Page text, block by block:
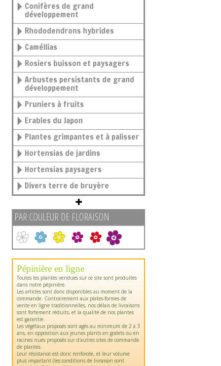
Conifères de grand
développement
Rhododendrons hybrides
Caméllias
Rosiers buisson et paysagers
Arbustes persistants de grand
développement
Pruniers à fruits
Erables du Japon
Plantes grimpantes et à palisser
Hortensias de jardins
Hortensias paysagers
Divers terre de bruyère
PAR COULEUR DE FLORAISON
Pépinière en ligne
Toutes les plantes vendues sur ce site sont produites
dans notre pépinière.
Les articles sont donc disponibles au moment de la
commande. Contrairement aux plates-formes de
vente en ligne traditionnelles, nos délais de livraisons
sont fortement réduits, et la qualité de nos plantes
est garantie.
Les végétaux proposés sont agés au minimum de 2 à 3
ans, en opposition aux jeunes plants en godets ou en
racines nues proposés sur d'autres sites de commande
de plantes.
Leur résistance est donc renforcée, et leur volume
plus important (les conditions de livraison sont